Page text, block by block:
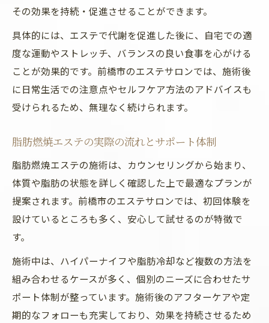
その効果を持続・促進させることができます。
具体的には、エステで代謝を促進した後に、自宅での適
度な運動やストレッチ、バランスの良い食事を心がける
ことが効果的です。前橋市のエステサロンでは、施術後
に日常生活での注意点やセルフケア方法のアドバイスも
受けられるため、無理なく続けられます。
脂肪燃焼エステの実際の流れとサポート体制
脂肪燃焼エステの施術は、カウンセリングから始まり、
体質や脂肪の状態を詳しく確認した上で最適なプランが
提案されます。前橋市のエステサロンでは、初回体験を
設けているところも多く、安心して試せるのが特徴で
す。
施術中は、ハイパーナイフや脂肪冷却など複数の方法を
組み合わせるケースが多く、個別のニーズに合わせたサ
ポート体制が整っています。施術後のアフターケアや定
期的なフォローも充実しており、効果を持続させるため